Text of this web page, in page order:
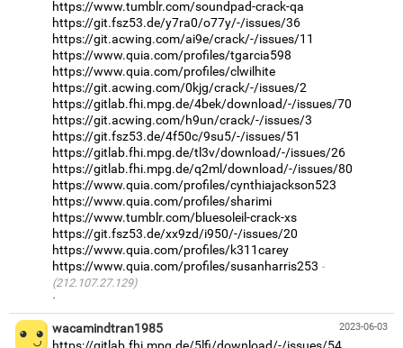
https://www.tumblr.com/soundpad-crack-qa
https://git.fsz53.de/y7ra0/o77y/-/issues/36
https://git.acwing.com/ai9e/crack/-/issues/11
https://www.quia.com/profiles/tgarcia598
https://www.quia.com/profiles/clwilhite
https://git.acwing.com/0kjg/crack/-/issues/2
https://gitlab.fhi.mpg.de/4bek/download/-/issues/70
https://git.acwing.com/h9un/crack/-/issues/3
https://git.fsz53.de/4f50c/9su5/-/issues/51
https://gitlab.fhi.mpg.de/tl3v/download/-/issues/26
https://gitlab.fhi.mpg.de/q2ml/download/-/issues/80
https://www.quia.com/profiles/cynthiajackson523
https://www.quia.com/profiles/sharimi
https://www.tumblr.com/bluesoleil-crack-xs
https://git.fsz53.de/xx9zd/i950/-/issues/20
https://www.quia.com/profiles/k311carey
https://www.quia.com/profiles/susanharris253
(212.107.27.129)
·
2023-06-03
wacamindtran1985
https://gitlab.fhi.mpg.de/5lfi/download/-/issues/54